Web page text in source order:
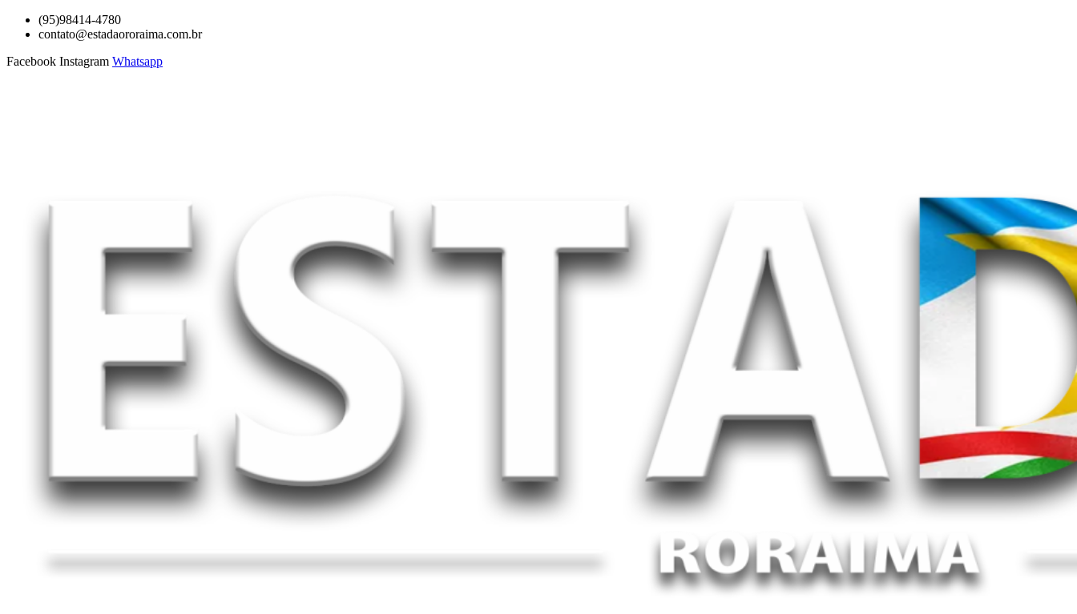
para
conteúdo
(95)98414-4780
contato@estadaororaima.com.br
Facebook Instagram Whatsapp